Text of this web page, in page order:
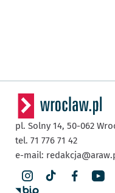
pl. Solny 14, 50-062
tel. 71 776 71 42
e-mail: